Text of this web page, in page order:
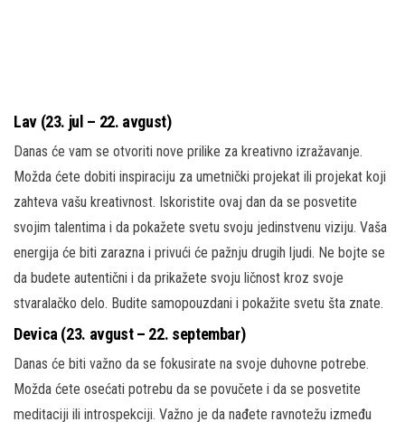
Lav (23. jul – 22. avgust)
Danas će vam se otvoriti nove prilike za kreativno izražavanje.
Možda ćete dobiti inspiraciju za umetnički projekat ili projekat koji
zahteva vašu kreativnost. Iskoristite ovaj dan da se posvetite
svojim talentima i da pokažete svetu svoju jedinstvenu viziju. Vaša
energija će biti zarazna i privući će pažnju drugih ljudi. Ne bojte se
da budete autentični i da prikažete svoju ličnost kroz svoje
stvaralačko delo. Budite samopouzdani i pokažite svetu šta znate.
Devica (23. avgust – 22. septembar)
Danas će biti važno da se fokusirate na svoje duhovne potrebe.
Možda ćete osećati potrebu da se povučete i da se posvetite
meditaciji ili introspekciji. Važno je da nađete ravnotežu između